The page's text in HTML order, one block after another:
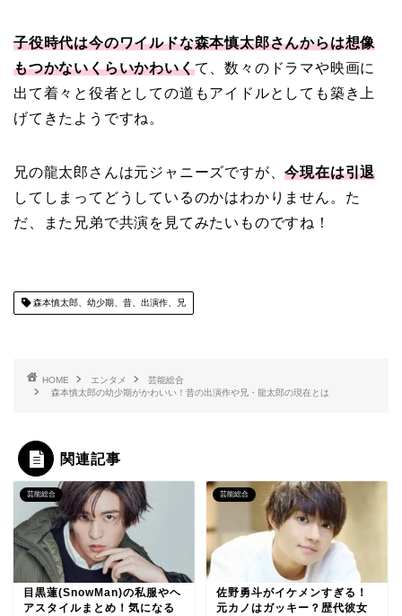
子役時代は今のワイルドな森本慎太郎さんからは想像
もつかないくらいかわいくて、数々のドラマや映画に
出て着々と役者としての道もアイドルとしても築き上
げてきたようですね。
兄の龍太郎さんは元ジャニーズですが、今現在は引退
してしまってどうしているのかはわかりません。た
だ、また兄弟で共演を見てみたいものですね！
森本慎太郎、幼少期、昔、出演作、兄
HOME エンタメ
芸能総合
森本慎太郎の幼少期がかわいい！昔の出演作や兄・龍太郎の現在とは
関連記事
芸能総合
目黒蓮(SnowMan)の私服やヘ
アスタイルまとめ！気になる
芸能総合
佐野勇斗がイケメンすぎる！
元カノはガッキー？歴代彼女